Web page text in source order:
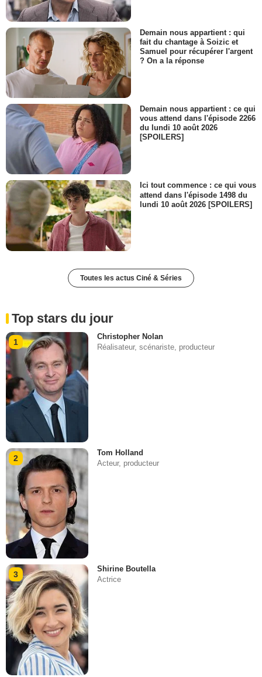
Demain nous appartient : qui
fait du chantage à Soizic et
Samuel pour récupérer l'argent
? On a la réponse
Demain nous appartient : ce qui
vous attend dans l'épisode 2266
du lundi 10 août 2026
[SPOILERS]
Ici tout commence : ce qui vous
attend dans l'épisode 1498 du
lundi 10 août 2026 [SPOILERS]
Toutes les actus Ciné & Séries
Top stars du jour
1
Christopher Nolan
Réalisateur, scénariste, producteur
2
Tom Holland
Acteur, producteur
3
Shirine Boutella
Actrice